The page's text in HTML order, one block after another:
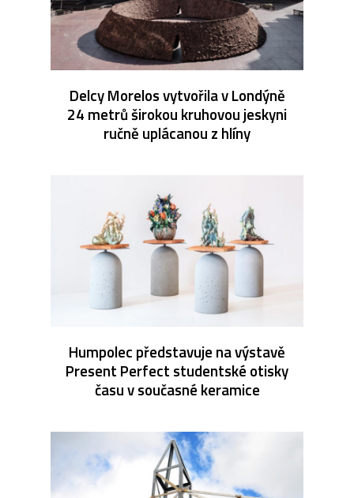
Delcy Morelos vytvořila v Londýně
24 metrů širokou kruhovou jeskyni
ručně uplácanou z hlíny
Humpolec představuje na výstavě
Present Perfect studentské otisky
času v současné keramice